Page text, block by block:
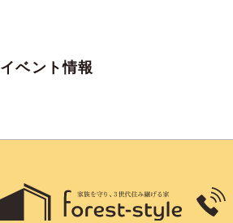
イベント情報